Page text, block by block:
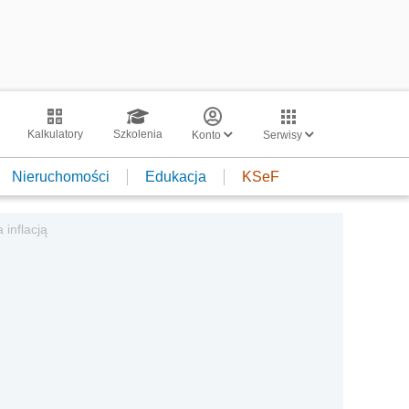
Kalkulatory Szkolenia Konto Serwisy
Nieruchomości Edukacja KSeF
inflacją